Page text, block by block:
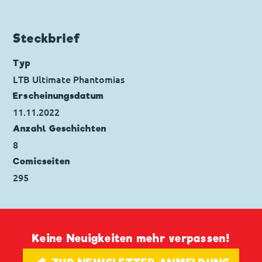
Ursprung: Italien
Seitenanzahl: 31
Steckbrief
Typ
LTB Ultimate Phantomias
Erscheinungs­datum
11.11.2022
Anzahl Geschichten
8
Comicseiten
295
Keine Neuigkeiten mehr verpassen!